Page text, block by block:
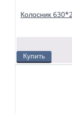
Колосник
Купить
Колосники
твердотопливных
топке устойчивый
колосников